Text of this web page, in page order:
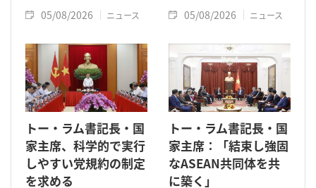
05/08/2026 ニュース 05/08/2026 ニュース
トー・ラム書記長・国
家主席、科学的で実行
しやすい党規約の制定
を求める
トー・ラム書記長・国
家主席：「結束し強固
なASEAN共同体を共
に築く」